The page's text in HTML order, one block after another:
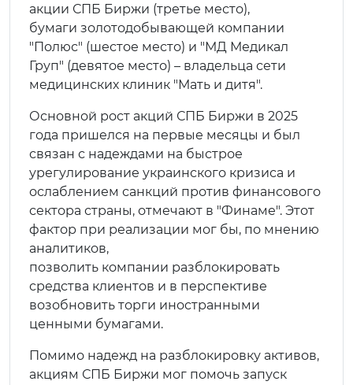
акции СПБ Биржи (третье место),
бумаги золотодобывающей компании
"Полюс" (шестое место) и "МД Медикал
Груп" (девятое место) – владельца сети
медицинских клиник "Мать и дитя".
Основной рост акций СПБ Биржи в 2025
года пришелся на первые месяцы и был
связан с надеждами на быстрое
урегулирование украинского кризиса и
ослаблением санкций против финансового
сектора страны, отмечают в "Финаме". Этот
фактор при реализации мог бы, по мнению
аналитиков,
позволить компании разблокировать
средства клиентов и в перспективе
возобновить торги иностранными
ценными бумагами.
Помимо надежд на разблокировку активов,
акциям СПБ Биржи мог помочь запуск